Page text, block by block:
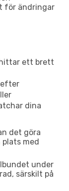
för ändringar
hittar ett brett
efter
dina
det göra
med
under
särskilt på